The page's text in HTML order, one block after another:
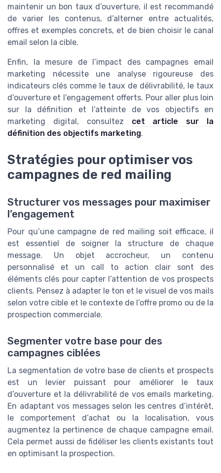
maintenir un bon taux d’ouverture, il est recommandé
de varier les contenus, d’alterner entre actualités,
offres et exemples concrets, et de bien choisir le canal
email selon la cible.
Enfin, la mesure de l’impact des campagnes email
marketing nécessite une analyse rigoureuse des
indicateurs clés comme le taux de délivrabilité, le taux
d’ouverture et l’engagement offerts. Pour aller plus loin
sur la définition et l’atteinte de vos objectifs en
marketing digital, consultez cet article sur la
définition des objectifs marketing.
Stratégies pour optimiser vos
campagnes de red mailing
Structurer vos messages pour maximiser
l’engagement
Pour qu’une campagne de red mailing soit efficace, il
est essentiel de soigner la structure de chaque
message. Un objet accrocheur, un contenu
personnalisé et un call to action clair sont des
éléments clés pour capter l’attention de vos prospects
clients. Pensez à adapter le ton et le visuel de vos mails
selon votre cible et le contexte de l’offre promo ou de la
prospection commerciale.
Segmenter votre base pour des
campagnes ciblées
La segmentation de votre base de clients et prospects
est un levier puissant pour améliorer le taux
d’ouverture et la délivrabilité de vos emails marketing.
En adaptant vos messages selon les centres d’intérêt,
le comportement d’achat ou la localisation, vous
augmentez la pertinence de chaque campagne email.
Cela permet aussi de fidéliser les clients existants tout
en optimisant la prospection.